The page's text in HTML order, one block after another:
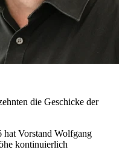
die Geschicke der
hat Vorstand Wolfgang
kontinuierlich